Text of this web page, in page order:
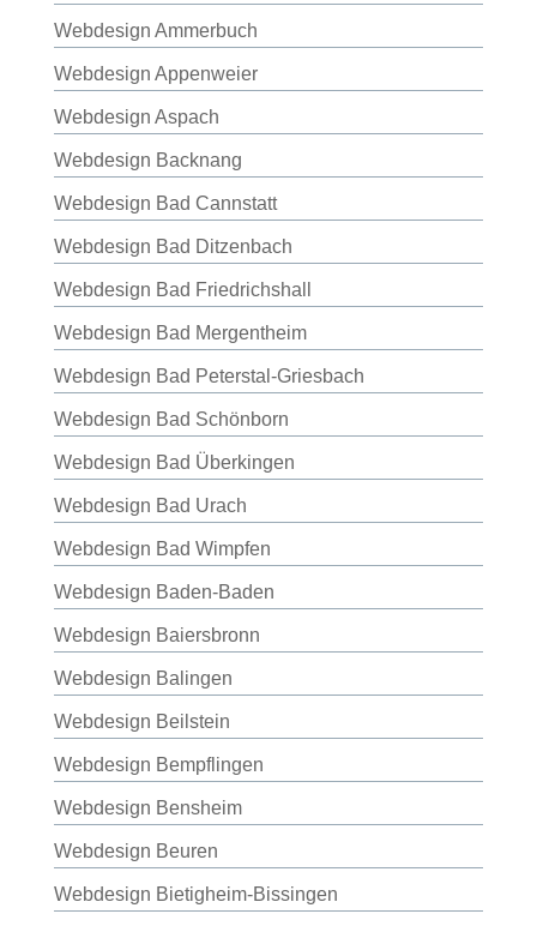
Webdesign Ammerbuch
Webdesign Appenweier
Webdesign Aspach
Webdesign Backnang
Webdesign Bad Cannstatt
Webdesign Bad Ditzenbach
Webdesign Bad Friedrichshall
Webdesign Bad Mergentheim
Webdesign Bad Peterstal-Griesbach
Webdesign Bad Schönborn
Webdesign Bad Überkingen
Webdesign Bad Urach
Webdesign Bad Wimpfen
Webdesign Baden-Baden
Webdesign Baiersbronn
Webdesign Balingen
Webdesign Beilstein
Webdesign Bempflingen
Webdesign Bensheim
Webdesign Beuren
Webdesign Bietigheim-Bissingen